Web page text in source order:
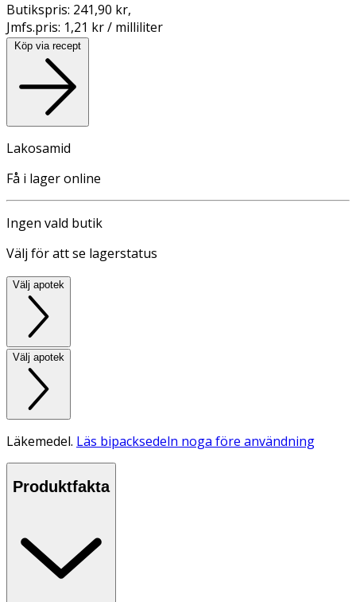
Butikspris: 241,90 kr,
Jmfs.pris: 1,21 kr / milliliter
Köp via recept
Lakosamid
Få i lager online
Ingen vald butik
Välj för att se lagerstatus
Välj apotek
Välj apotek
Läkemedel. Läs bipacksedeln noga före användning
Produktfakta